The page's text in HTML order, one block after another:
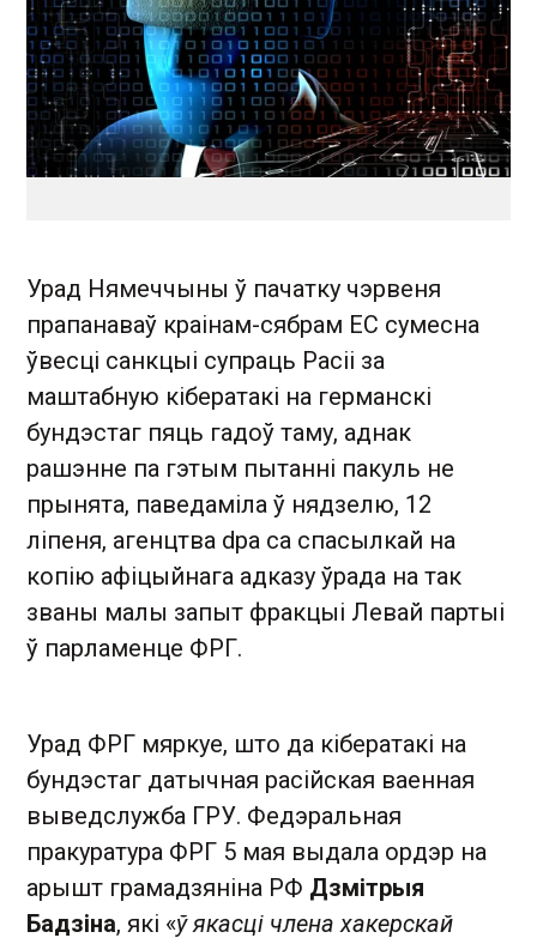
Урад Нямеччыны ў пачатку чэрвеня
прапанаваў краінам-сябрам ЕС сумесна
ўвесці санкцыі супраць Расіі за
маштабную кібератакі на германскі
бундэстаг пяць гадоў таму, аднак
рашэнне па гэтым пытанні пакуль не
прынята, паведаміла ў нядзелю, 12
ліпеня, агенцтва dpa са спасылкай на
копію афіцыйнага адказу ўрада на так
званы малы запыт фракцыі Левай партыі
ў парламенце ФРГ.
Урад ФРГ мяркуе, што да кібератакі на
бундэстаг датычная расійская ваенная
выведслужба ГРУ. Федэральная
пракуратура ФРГ 5 мая выдала ордэр на
арышт грамадзяніна РФ Дзмітрыя
Бадзіна, які «ў якасці члена хакерскай